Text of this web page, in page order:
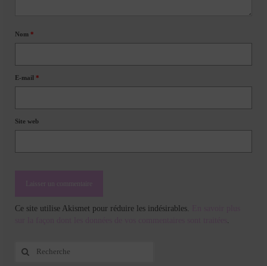
Nom *
E-mail *
Site web
Ce site utilise Akismet pour réduire les indésirables.
Rechercher